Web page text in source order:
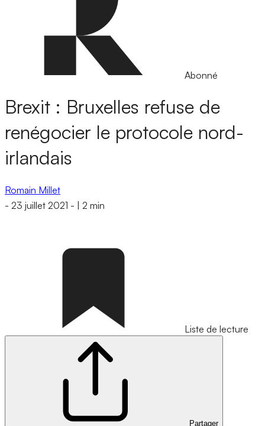
Abonné
Brexit : Bruxelles refuse de
renégocier le protocole nord-
irlandais
Romain Millet
- 23 juillet 2021 - 2 min
Liste de lecture
Partager